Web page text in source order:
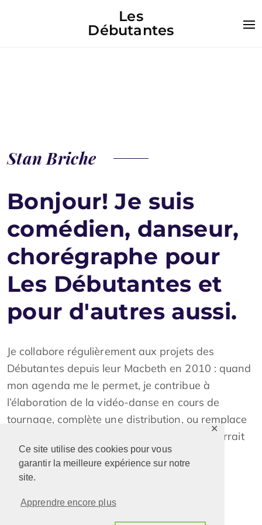
Ce site utilise des cookies pour vous
garantir la meilleure expérience sur notre
site.
Apprendre encore plus
✕
Les
Débutantes
Stan Briche
Bonjour! Je suis
comédien, danseur,
chorégraphe pour
Les Débutantes et
pour d'autres aussi.
Je collabore régulièrement aux projets des
Débutantes depuis leur Macbeth en 2010 : quand
mon agenda me le permet, je contribue à
l’élaboration de la vidéo-danse en cours de
tournage, complète une distribution, ou remplace
au pied levé un interprète défaillant. On pourrait
dire de moi que je suis le couteau suisse des
Débutantes. On ne le dit pas.